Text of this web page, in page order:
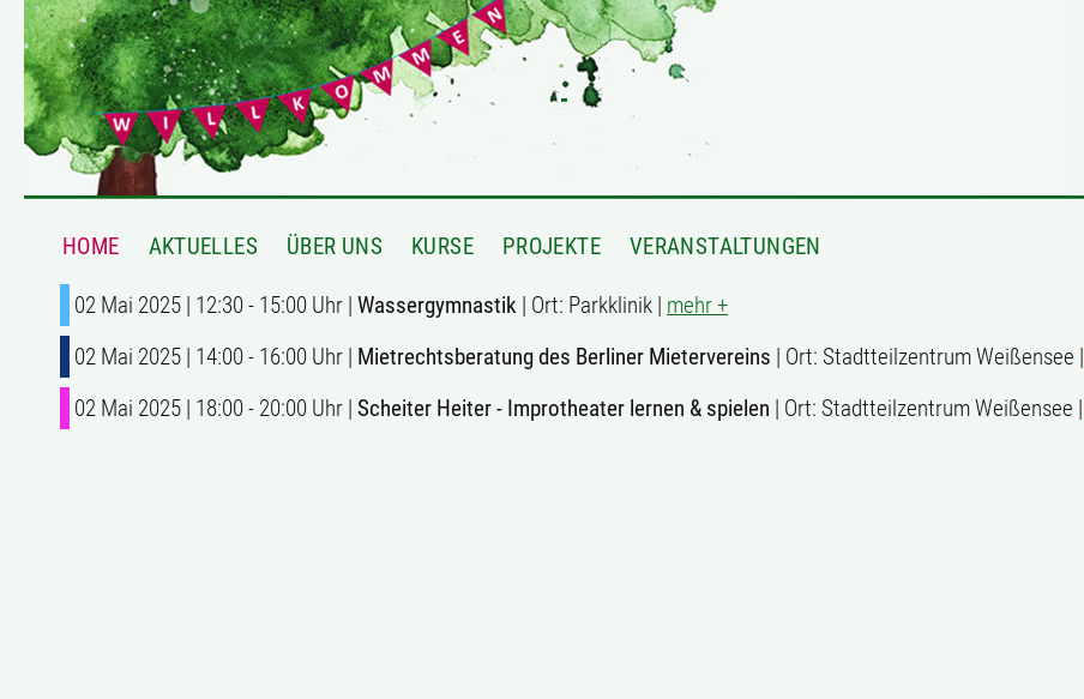
HOME AKTUELLES ÜBER UNS KURSE PROJEKTE VERANSTALTUNGEN
02 Mai 2025 | 12:30 - 15:00 Uhr | Wassergymnastik | Ort: Parkklinik | mehr +
02 Mai 2025 | 14:00 - 16:00 Uhr | Mietrechtsberatung des Berliner Mietervereins | Ort: Stadtteilzentrum Weißensee |
02 Mai 2025 | 18:00 - 20:00 Uhr | Scheiter Heiter - Improtheater lernen & spielen | Ort: Stadtteilzentrum Weißensee |